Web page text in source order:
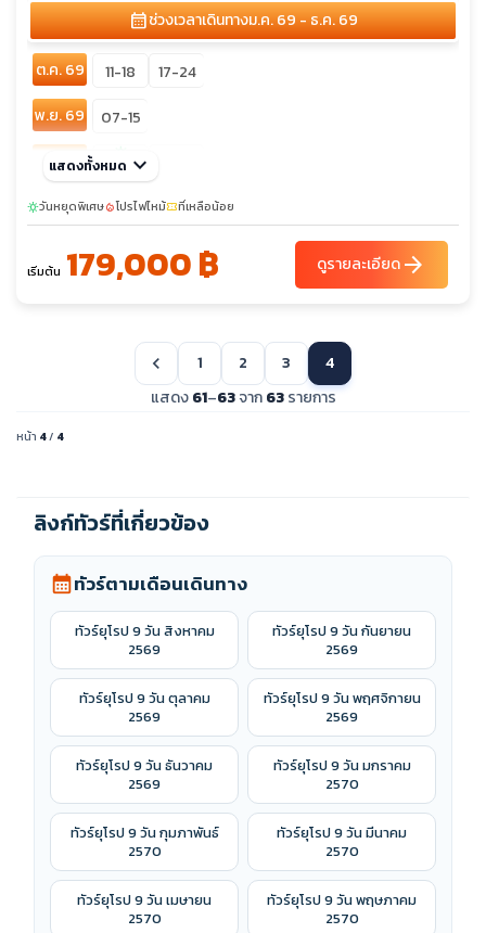
calendar_monthช่วงเวลาเดินทางม.ค. 69 - ธ.ค. 69
ต.ค. 69 11-18
17-24
พ.ย. 69
07-15
ธ.ค. 69
sunny
05-13
แสดงทั้งหมด keyboard_arrow_down
sunnyวันหยุดพิเศษlocal_fire_departmentโปรไฟไหม้confirmation_numberที่เหลือน้อย
เริ่มต้น 179,000 ฿ ดูรายละเอียดarrow_forward
แสดง61–63จาก63รายการ
chevron_left 1 2 3 4
หน้า 4/ 4
ลิงก์ทัวร์ที่เกี่ยวข้อง
calendar_monthทัวร์ตามเดือนเดินทาง
ทัวร์ยุโรป 9 วัน สิงหาคม
2569
ทัวร์ยุโรป 9 วัน กันยายน
2569
ทัวร์ยุโรป 9 วัน ตุลาคม
2569
ทัวร์ยุโรป 9 วัน พฤศจิกายน
2569
ทัวร์ยุโรป 9 วัน ธันวาคม
2569
ทัวร์ยุโรป 9 วัน มกราคม
2570
ทัวร์ยุโรป 9 วัน กุมภาพันธ์
2570
ทัวร์ยุโรป 9 วัน มีนาคม
2570
ทัวร์ยุโรป 9 วัน เมษายน
2570
ทัวร์ยุโรป 9 วัน พฤษภาคม
2570